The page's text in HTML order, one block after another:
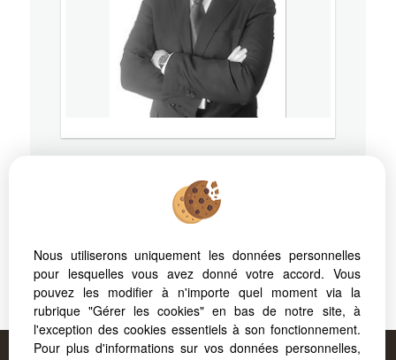
Mobile07 61 24 44 10
RSAC: - Ville du greffe:
Proposé parFORCAPRIMM, votre agence à
Nous utiliserons uniquement les données personnelles
pour lesquelles vous avez donné votre accord. Vous
pouvez les modifier à n'importe quel moment via la
rubrique "Gérer les cookies" en bas de notre site, à
l'exception des cookies essentiels à son fonctionnement.
Pour plus d'informations sur vos données personnelles,